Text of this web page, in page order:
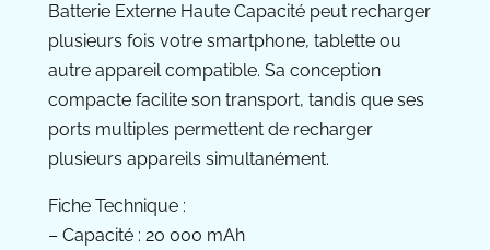
Batterie Externe Haute Capacité peut recharger
plusieurs fois votre smartphone, tablette ou
autre appareil compatible. Sa conception
compacte facilite son transport, tandis que ses
ports multiples permettent de recharger
plusieurs appareils simultanément.
Fiche Technique :
– Capacité : 20 000 mAh